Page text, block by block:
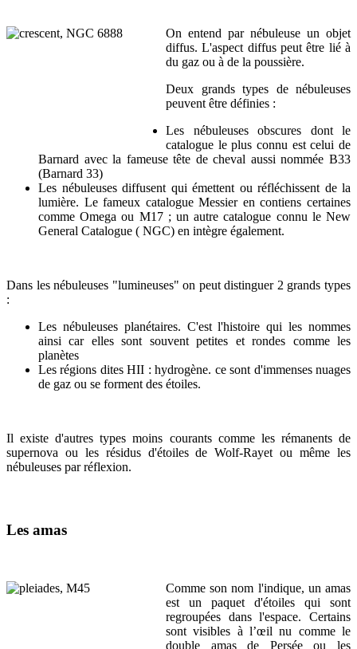
On entend par nébuleuse un objet
diffus. L'aspect diffus peut être lié à
du gaz ou à de la poussière.
Deux grands types de nébuleuses
peuvent être définies :
Les nébuleuses obscures dont le
catalogue le plus connu est celui de
Barnard avec la fameuse tête de cheval aussi nommée B33
(Barnard 33)
Les nébuleuses diffusent qui émettent ou réfléchissent de la
lumière. Le fameux catalogue Messier en contiens certaines
comme Omega ou M17 ; un autre catalogue connu le New
General Catalogue ( NGC) en intègre également.
Dans les nébuleuses "lumineuses" on peut distinguer 2 grands types
:
Les nébuleuses planétaires. C'est l'histoire qui les nommes
ainsi car elles sont souvent petites et rondes comme les
planètes
Les régions dites HII : hydrogène. ce sont d'immenses nuages
de gaz ou se forment des étoiles.
Il existe d'autres types moins courants comme les rémanents de
supernova ou les résidus d'étoiles de Wolf-Rayet ou même les
nébuleuses par réflexion.
Les amas
Comme son nom l'indique, un amas
est un paquet d'étoiles qui sont
regroupées dans l'espace. Certains
sont visibles à l’œil nu comme le
double amas de Persée ou les